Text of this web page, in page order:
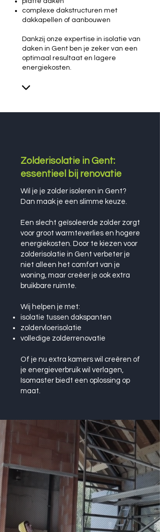
complexe dakstructuren met
dakkapellen of aanbouwen
Dankzij onze expertise in isolatie van
daken in Gent ben je zeker van een
optimaal resultaat en lagere
energiekosten.
Zolderisolatie in Gent:
essentieel bij renovatie
Wil je je zolder isoleren in Gent?
Dan maak je een slimme keuze.
Een slecht geïsoleerde zolder zorgt
voor groot warmteverlies en hogere
energiekosten. Door te kiezen voor
zolderisolatie in Gent verbeter je
niet alleen het comfort van je
woning, maar creëer je ook extra
bruikbare ruimte.
Wij helpen je met:
isolatie tussen dakspanten
zoldervloerisolatie
volledige zolderrenovatie
Of je nu extra kamers wil creëren of
je energieverbruik wil verlagen,
Isomaster biedt een oplossing op
maat.